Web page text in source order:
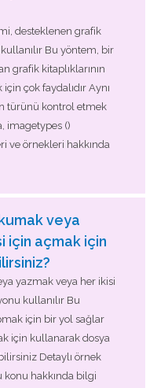
desteklenen grafik
Bu yöntem, bir
grafik kitaplıklarının
çok faydalıdır Aynı
türünü kontrol etmek
imagetypes ()
ve örnekleri hakkında
veya
için açmak için
yazmak veya her ikisi
kullanılır Bu
için bir yol sağlar
için kullanarak dosya
Detaylı örnek
konu hakkında bilgi